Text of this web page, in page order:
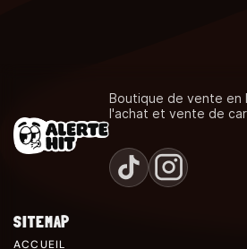
Boutique de vente en
l'achat et vente de
SITEMAP
ACCUEIL